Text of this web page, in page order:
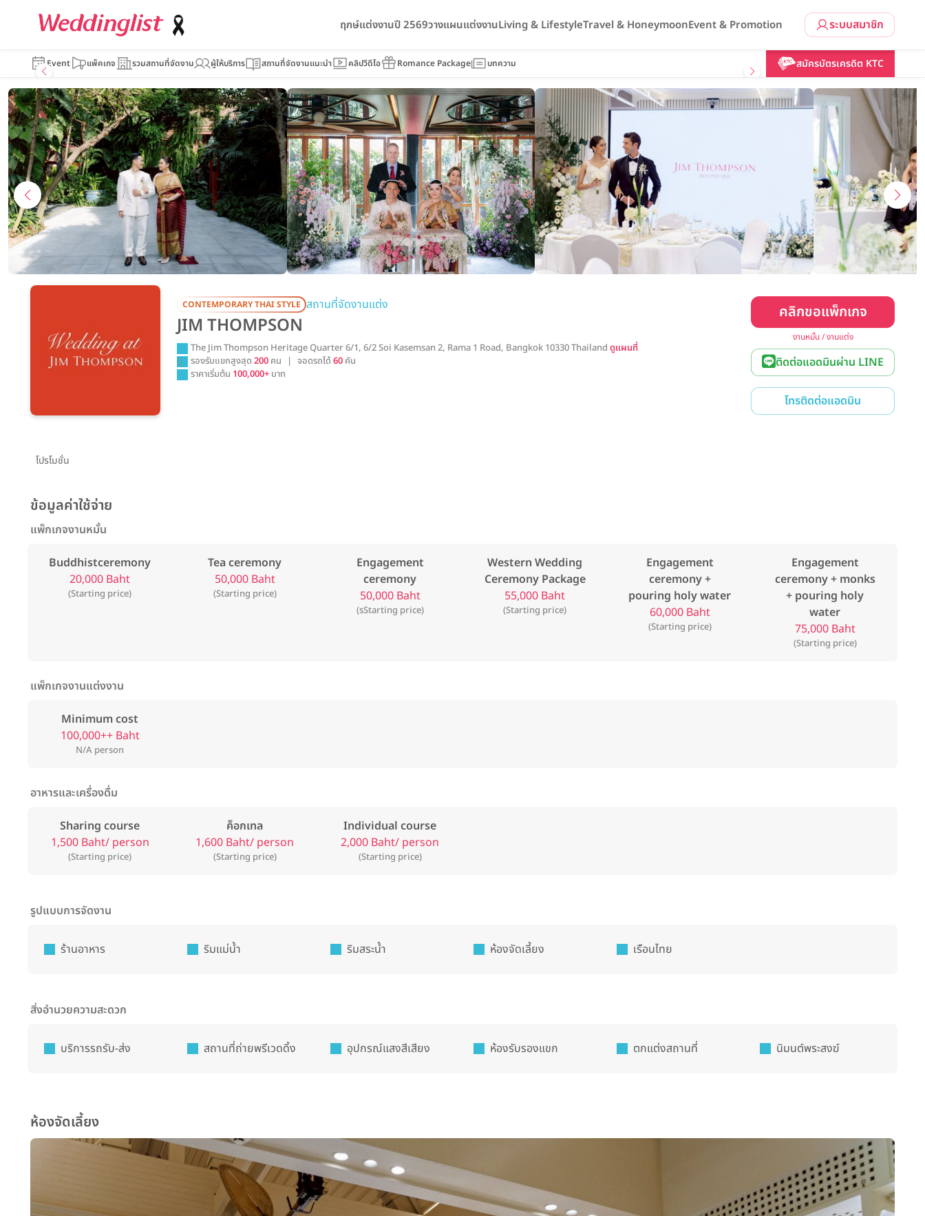
ระบบสมาชิก
ฤกษ์แต่งงานปี 2569วางแผนแต่งงานLiving & LifestyleTravel & HoneymoonEvent & Promotion
Event แพ็คเกจ รวมสถานที่จัดงาน ผู้ให้บริการ สถานที่จัดงานแนะนำ คลิปวีดีโอ Romance Package บทความ สมัครบัตรเครดิต KTC
คลิกขอแพ็กเกจ
CONTEMPORARY THAI STYLE สถานที่จัดงานแต่ง
JIM THOMPSON
The Jim Thompson Heritage Quarter 6/1, 6/2 Soi Kasemsan 2, Rama 1 Road, Bangkok 10330 Thailandดูแผนที่
รองรับแขกสูงสุด200 คน | จอดรถได้60 คัน
ราคาเริ่มต้น 100,000+ บาท
คลิกขอแพ็กเกจ
งานหมั้น / งานแต่ง
ติดต่อแอดมินผ่าน LINE
โทรติดต่อแอดมิน
โปรโมชั่น
ข้อมูลค่าใช้จ่าย
แพ็กเกจงานหมั้น
Buddhistceremony
20,000 Baht
(Starting price)
Tea ceremony
50,000 Baht
(Starting price)
Engagement
ceremony
50,000 Baht
(รStarting price)
Western Wedding
Ceremony Package
55,000 Baht
(Starting price)
Engagement
ceremony +
pouring holy water
60,000 Baht
(Starting price)
Engagement
ceremony + monks
+ pouring holy
water
75,000 Baht
(Starting price)
แพ็กเกจงานแต่งงาน
Minimum cost
100,000++ Baht
N/A person
อาหารและเครื่องดื่ม
Sharing course
1,500 Baht/ person
(Starting price)
ค็อกเทล
1,600 Baht/ person
(Starting price)
Individual course
2,000 Baht/ person
(Starting price)
รูปแบบการจัดงาน
ร้านอาหาร ริมแม่น้ำ ริมสระน้ำ ห้องจัดเลี้ยง เรือนไทย
สิ่งอำนวยความสะดวก
บริการรถรับ-ส่ง สถานที่ถ่ายพรีเวดดิ้ง อุปกรณ์แสงสีเสียง ห้องรับรองแขก ตกแต่งสถานที่ นิมนต์พระสงฆ์
ห้องจัดเลี้ยง